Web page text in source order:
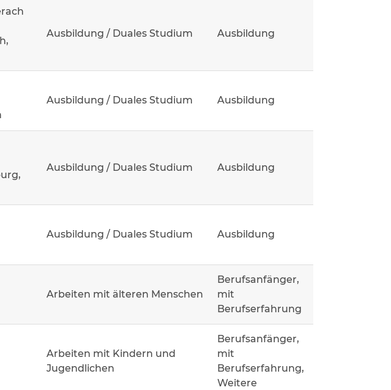
Ausbildung / Duales Studium Ausbildung
Ausbildung / Duales Studium Ausbildung
Ausbildung / Duales Studium Ausbildung
Ausbildung / Duales Studium Ausbildung
Arbeiten mit älteren Menschen
Berufsanfänger,
mit
Berufserfahrung
Arbeiten mit Kindern und
Jugendlichen
Berufsanfänger,
mit
Berufserfahrung,
Weitere